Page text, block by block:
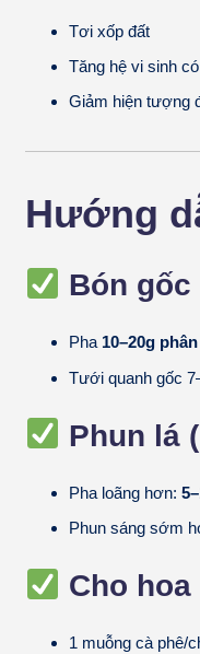
Tơi xốp đất
Tăng hệ vi sinh
Giảm hiện tượng
Hướng
Bón gốc
Pha 10–20g
Tưới quanh gốc
Phun lá
Pha loãng hơn:
Phun sáng sớm
Cho
1 muỗng cà phê/